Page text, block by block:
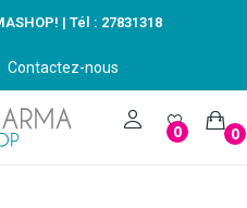
| Tél : 27831318
Contactez-nous
0 0